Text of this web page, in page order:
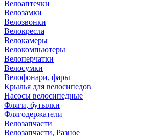
Велоаптечки
Велозамки
Велозвонки
Велокресла
Велокамеры
Велокомпьютеры
Велоперчатки
Велосумки
Велофонари, фары
Крылья для велосипедов
Насосы велосипедные
Фляги, бутылки
Флягодержатели
Велозапчасти
Велозапчасти, Разное